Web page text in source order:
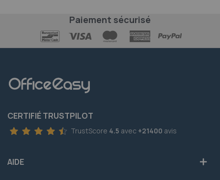
Paiement sécurisé
CERTIFIÉ TRUSTPILOT
TrustScore 4.5 avec +21400 avis
AIDE